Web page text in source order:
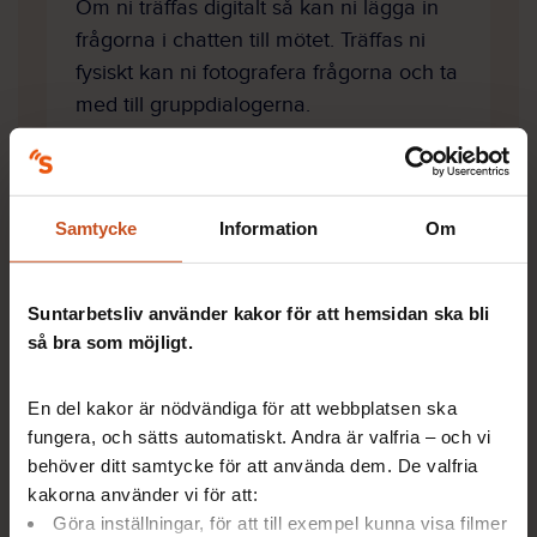
Samtycke Information Om
Suntarbetsliv använder kakor för att hemsidan ska bli
så bra som möjligt.
En del kakor är nödvändiga för att webbplatsen ska
fungera, och sätts automatiskt. Andra är valfria – och vi
behöver ditt samtycke för att använda dem. De valfria
kakorna använder vi för att:
Göra inställningar, för att till exempel kunna visa filmer
Om ni träffas digitalt så kan ni lägga in
frågorna i chatten till mötet. Träffas ni
fysiskt kan ni fotografera frågorna och ta
med till gruppdialogerna.
sammanhängande dygnsvila har en
forskningsöversikt tagits fram. Två av forskarna finns
korta vilotider i relation till sömn, prestation, hälsa
och säkerhet. Forskarna ger även
rekommendationer för säker och hälsosam
arbetstidsförläggning.